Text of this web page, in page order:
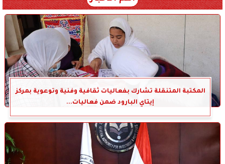
المكتبة المتنقلة تشارك بفعاليات ثقافية وفنية وتوعوية بمركز
إيتاي البارود ضمن فعاليات...